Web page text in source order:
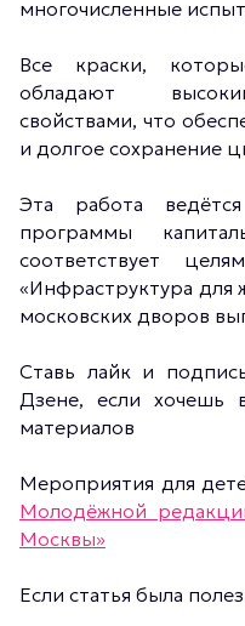
многочисленные
Все краски,
обладают
свойствами, что
и долгое сохранение
Эта работа
программы
соответствует
«Инфраструктура для
московских дворов
Ставь лайк и
Дзене, если хочешь
материалов
Мероприятия для
Молодёжной
Москвы»
Если статья была